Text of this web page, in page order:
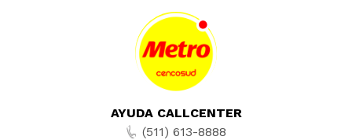
AYUDA CALLCENTER
(511) 613-8888